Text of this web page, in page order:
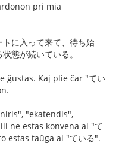
pri mia
に入って来て、待ち始
態が続いている。
ĝustas. Kaj plie ĉar "てい
"ekatendis",
ne estas konvena al "て
estas taŭga al "ている".